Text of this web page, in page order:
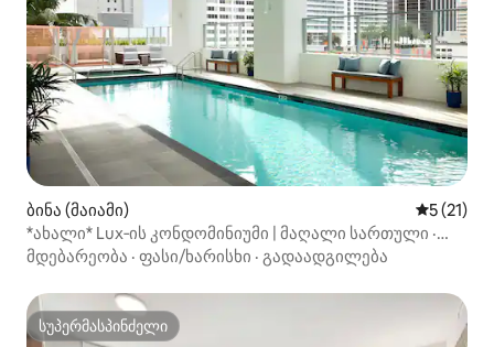
ბინა (მაიამი) საშუალო
5 (21)
*ახალი* Lux‑ის კონდომინიუმი | მაღალი სართული ·
სპორტდარბაზი · აუზი ·
მდებარეობა · ფასი/ხარისხი · გადაადგილება
სუპერმასპინძელი
სუპერმასპინძელი